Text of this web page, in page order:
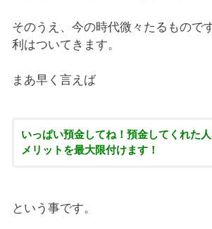
そのうえ、今の時代微々たるもので
利はついてきます。
まあ早く言えば
いっぱい預金してね！預金してくれた
メリットを最大限付けます！
という事です。